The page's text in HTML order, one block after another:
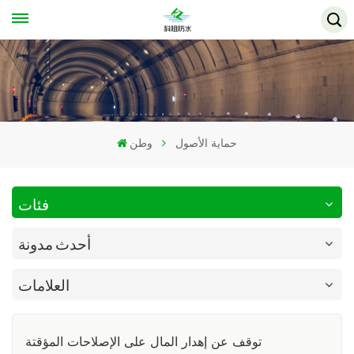
وطن حماية الأصول
فئات
أحدث مدونة
العلامات
توقف عن إهدار المال على الإصلاحات المؤقتة